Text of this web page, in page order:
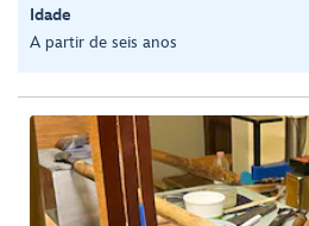
Idade
A partir de seis anos